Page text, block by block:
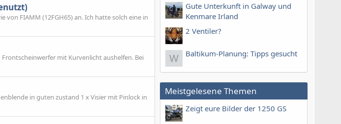
von FIAMM (12FGH65) an. Ich hatte solch eine in
mit Kurvenlicht aushelfen. Bei
in guten zustand 1 x Visier mit Pinlock in
Gute Unterkunft in Galway und
Kenmare Irland
2 Ventiler?
W Baltikum-Planung: Tipps gesucht
Meistgelesene Themen
Zeigt eure Bilder der 1250 GS